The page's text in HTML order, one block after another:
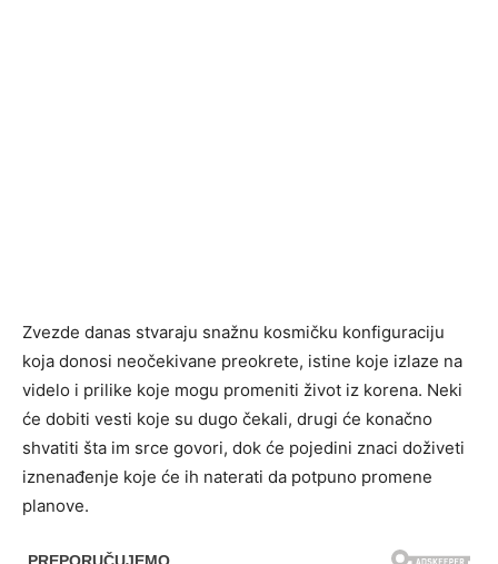
Zvezde danas stvaraju snažnu kosmičku konfiguraciju
koja donosi neočekivane preokrete, istine koje izlaze na
videlo i prilike koje mogu promeniti život iz korena. Neki
će dobiti vesti koje su dugo čekali, drugi će konačno
shvatiti šta im srce govori, dok će pojedini znaci doživeti
iznenađenje koje će ih naterati da potpuno promene
planove.